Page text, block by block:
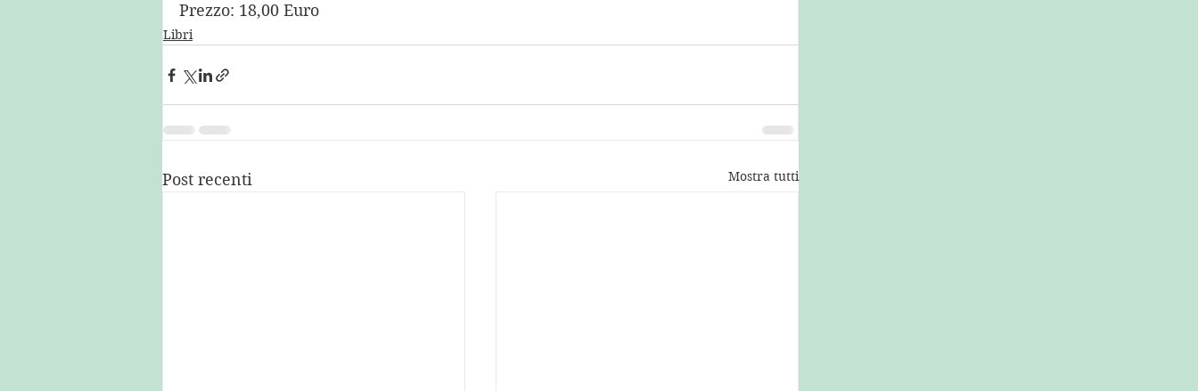
Prezzo: 18,00 Euro
Libri
Post recenti Mostra tutti